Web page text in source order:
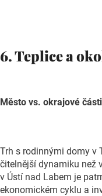
6. Teplice a
Město vs. okrajové
Trh s rodinnými domy v
čitelnější dynamiku než
v Ústí nad Labem je
ekonomickém cyklu a